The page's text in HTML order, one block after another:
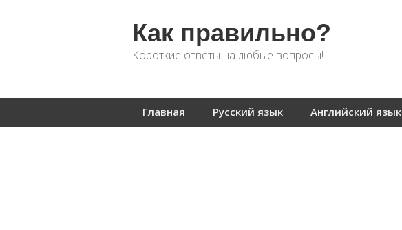
Как правильно?
Короткие ответы на любые вопросы!
Главная Русский язык Английский язык